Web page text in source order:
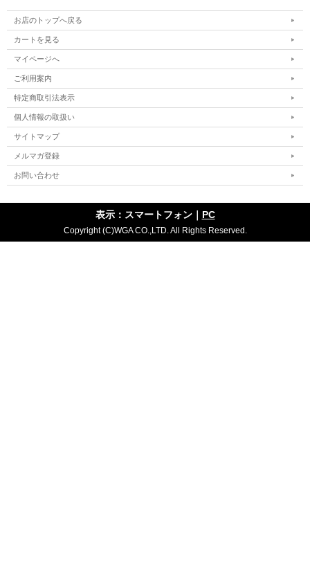
お店のトップへ戻る
カートを見る
マイページへ
ご利用案内
特定商取引法表示
個人情報の取扱い
サイトマップ
メルマガ登録
お問い合わせ
表示：スマートフォン｜ PC
Copyright (C)WGA CO.,LTD. All Rights Reserved.